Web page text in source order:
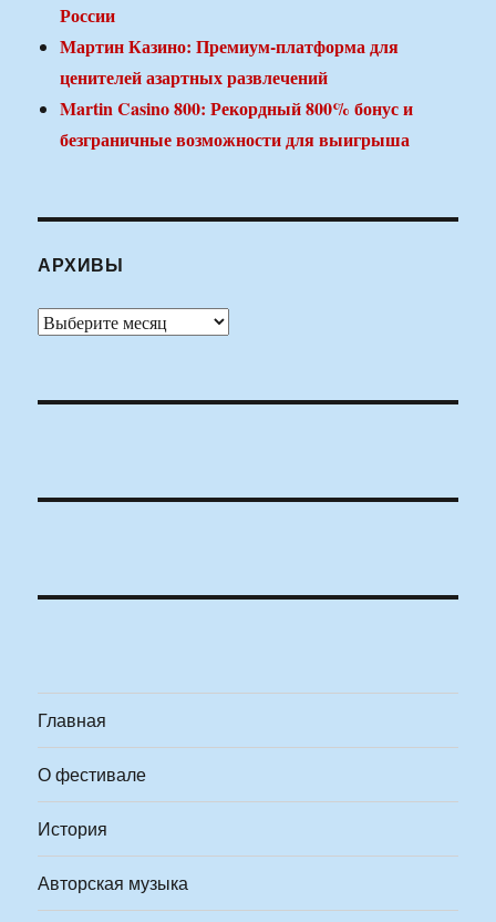
России
Мартин Казино: Премиум-платформа для
ценителей азартных развлечений
Martin Casino 800: Рекордный 800% бонус и
безграничные возможности для выигрыша
АРХИВЫ
Архивы
Главная
О фестивале
История
Авторская музыка